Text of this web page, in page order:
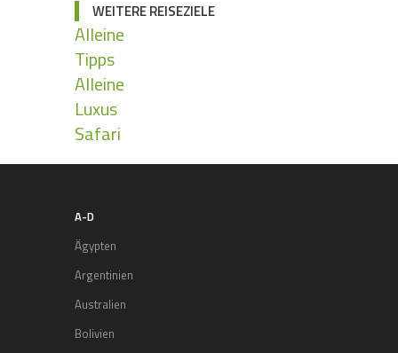
WEITERE REISEZIELE
Alleine
Tipps
Alleine
Luxus
Safari
A-D
Ägypten
Argentinien
Australien
Bolivien